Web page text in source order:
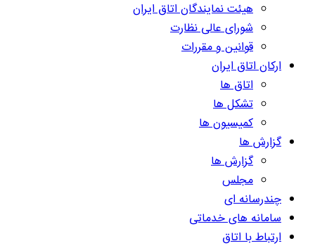
هیئت نمایندگان اتاق ایران
شورای عالی نظارت
قوانین و مقررات
ارکان اتاق ایران
اتاق ها
تشکل ها
کمیسیون ها
گزارش ها
گزارش ها
مجلس
چندرسانه ای
سامانه های خدماتی
ارتباط با اتاق